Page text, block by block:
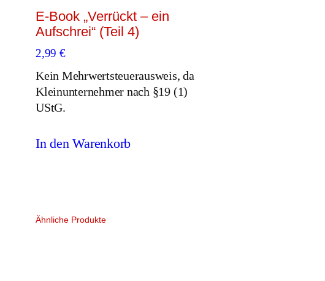
E-Book „Verrückt – ein
Aufschrei“ (Teil 4)
2,99 €
Kein Mehrwertsteuerausweis, da
Kleinunternehmer nach §19 (1)
UStG.
In den Warenkorb
Ähnliche Produkte